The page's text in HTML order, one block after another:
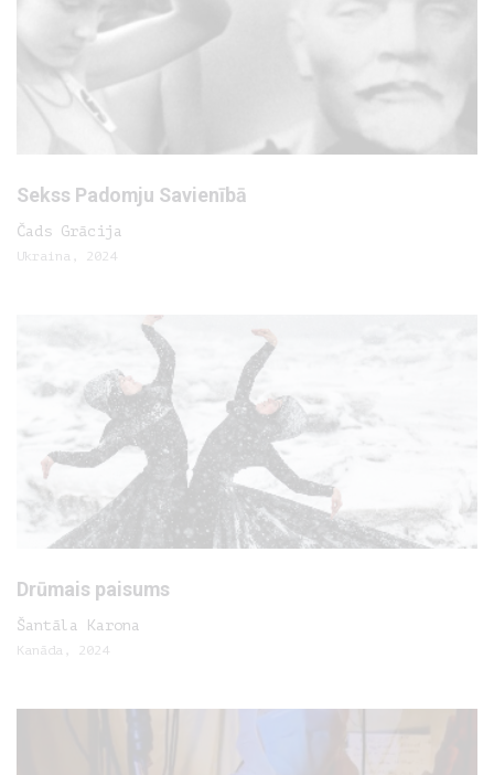
Sekss Padomju Savienībā
Čads Grācija
Ukraina, 2024
Drūmais paisums
Šantāla Karona
Kanāda, 2024